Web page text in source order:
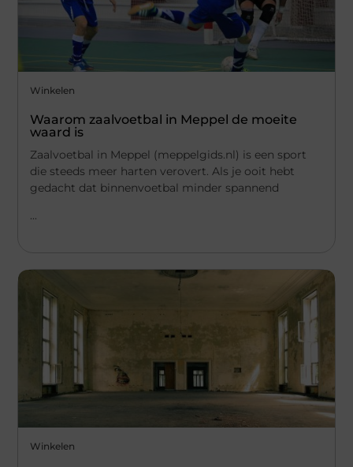
Winkelen
Waarom zaalvoetbal in Meppel de moeite
waard is
Zaalvoetbal in Meppel (meppelgids.nl) is een sport
die steeds meer harten verovert. Als je ooit hebt
gedacht dat binnenvoetbal minder spannend
...
Winkelen